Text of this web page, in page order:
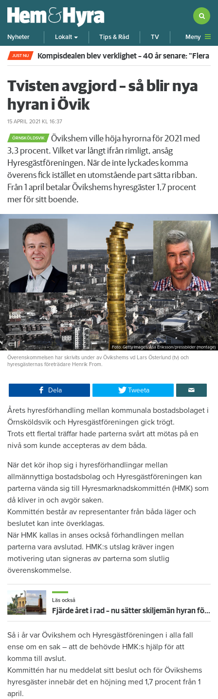
Nyheter Lokalt Tips & Råd TV Meny
JUST NU Kompisdealen blev verklighet – 40 år senare: "Flera
Tvisten avgjord – så blir nya
hyran i Övik
15 APRIL 2021 KL 16:37
ÖRNSKÖLDSVIK
Övikshem ville höja hyrorna för 2021 med
3,3 procent. Vilket var långt ifrån rimligt, ansåg
Hyresgästföreningen. När de inte lyckades komma
överens fick istället en utomstående part sätta ribban.
Från 1 april betalar Övikshems hyresgäster 1,7 procent
mer för sitt boende.
Foto: Getty Images/Åsa Eriksson/pressbilder (montage)
Överenskommelsen har skrivits under av Övikshems vd Lars Österlund (tv) och
hyresgästernas företrädare Henrik From.
Dela Tweeta
Årets hyresförhandling mellan kommunala bostadsbolaget i
Örnsköldsvik och Hyresgästföreningen gick trögt.
Trots ett flertal träffar hade parterna svårt att mötas på en
nivå som kunde accepteras av dem båda.
När det kör ihop sig i hyresförhandlingar mellan
allmännyttiga bostadsbolag och Hyresgästföreningen kan
parterna vända sig till Hyresmarknadskommittén (HMK) som
då kliver in och avgör saken.
Kommittén består av representanter från båda läger och
beslutet kan inte överklagas.
När HMK kallas in anses också förhandlingen mellan
parterna vara avslutad. HMK:s utslag kräver ingen
motivering utan signeras av parterna som slutlig
överenskommelse.
Läs också
Fjärde året i rad – nu sätter skiljemän hyran för 172 000 hushåll
Så i år var Övikshem och Hyresgästföreningen i alla fall
ense om en sak – att de behövde HMK:s hjälp för att
komma till avslut.
Kommittén har nu meddelat sitt beslut och för Övikshems
hyresgäster innebär det en höjning med 1,7 procent från 1
april.